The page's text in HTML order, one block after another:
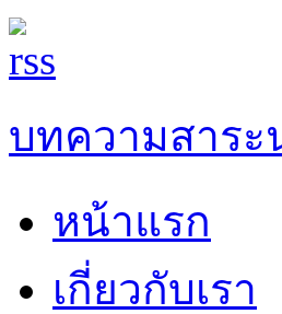
บทความสาระ
หน้าแรก
เกี่ยวกับเรา